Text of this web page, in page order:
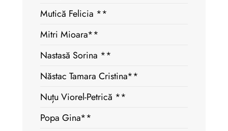
Mutică Felicia **
Mitri Mioara**
Nastasă Sorina **
Năstac Tamara Cristina**
Nuțu Viorel-Petrică **
Popa Gina**